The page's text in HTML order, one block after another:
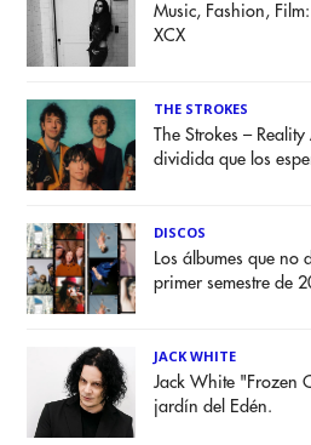
Music, Fashion,
XCX
THE STROKES
The Strokes –
dividida que los
DISCOS
Los álbumes que no
primer semestre de
JACK WHITE
Jack White "Frozen
jardín del Edén.